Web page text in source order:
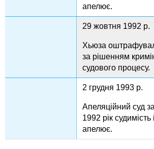
апелює.
29 жовтня 1992 р.
Хьюза
за рішенням
судового процесу.
2 грудня 1993 р.
Апеляційний суд
1992 рік
апелює.